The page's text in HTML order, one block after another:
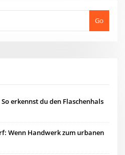
Go
erkennst du den Flaschenhals
Wenn Handwerk zum urbanen